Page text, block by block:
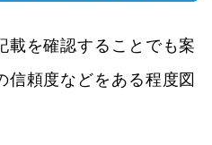
載を確認することでも案
信頼度などをある程度図